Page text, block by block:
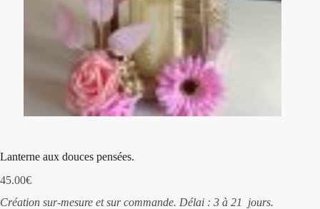
Lanterne aux douces pensées.
45.00€
Création sur-mesure et sur commande. Délai : 3 à 21 jours.